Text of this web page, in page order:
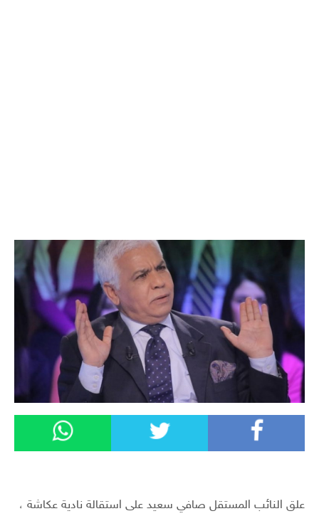
علق النائب المستقل صافي سعيد على استقالة نادية عكاشة ،